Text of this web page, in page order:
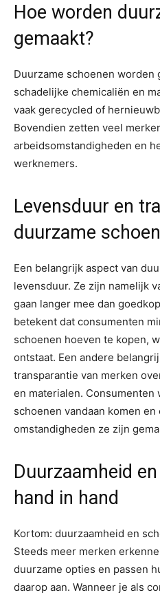
Hoe worden
gemaakt?
Duurzame schoenen
schadelijke chemicaliën en
vaak gerecycled of
Bovendien zetten veel
arbeidsomstandigheden en
werknemers.
Levensduur en
duurzame
Een belangrijk aspect van
levensduur. Ze zijn namelijk
gaan langer mee dan
betekent dat consumenten
schoenen hoeven te kopen,
ontstaat. Een andere
transparantie van merken
en materialen. Consumenten
schoenen vandaan komen
omstandigheden ze zijn
Duurzaamheid
hand in hand
Kortom: duurzaamheid en
Steeds meer merken
duurzame opties en passen
daarop aan. Wanneer je als